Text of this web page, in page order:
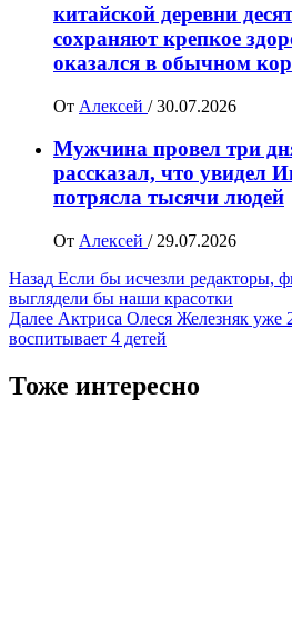
китайской деревни
сохраняют крепкое
оказался в обычном
От Алексей / 30.07.2026
Мужчина провел три
рассказал, что увидел
потрясла тысячи людей
От Алексей / 29.07.2026
Навигация
записи
Назад Если бы исчезли редакторы,
выглядели бы наши красотки
Далее Актриса Олеся Железняк уже
воспитывает 4 детей
Тоже интересно